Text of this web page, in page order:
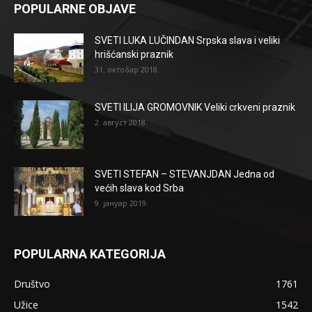
POPULARNE OBJAVE
SVETI LUKA LUČINDAN Srpska slava i veliki
hrišćanski praznik
31. октобар 2018.
SVETI ILIJA GROMOVNIK Veliki crkveni praznik
2. август 2018.
SVETI STEFAN – STEVANJDAN Jedna od
većih slava kod Srba
9. јануар 2019.
POPULARNA KATEGORIJA
Društvo
1761
Užice
1542